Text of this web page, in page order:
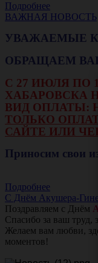
Подробнее
ВАЖНАЯ НОВОСТЬ
УВАЖАЕМЫЕ
ОБРАЩАЕМ
С 27 ИЮЛЯ ПО
ХАБАРОВСКА
ВИД ОПЛАТЫ:
ТОЛЬКО
САЙТЕ ИЛИ
Приносим свои
Подробнее
С Днём Акушера-
Поздравляем с Днём
Спасибо за ваш труд,
Желаем вам любви,
моментов!